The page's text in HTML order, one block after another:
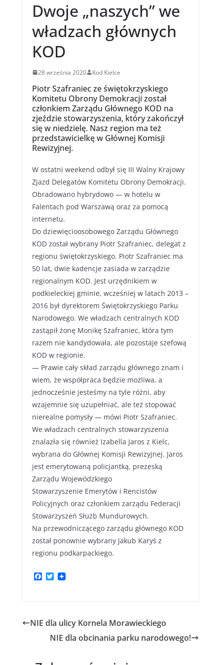
Dwoje „naszych” we
władzach głównych
KOD
28 września 2020 Kod Kielce
Piotr Szafraniec ze świętokrzyskiego
Komitetu Obrony Demokracji został
członkiem Zarządu Głównego KOD na
zjeździe stowarzyszenia, który zakończył
się w niedzielę. Nasz region ma też
przedstawicielkę w Głównej Komisji
Rewizyjnej.
W ostatni weekend odbył się III Walny Krajowy
Zjazd Delegatów Komitetu Obrony Demokracji.
Obradowano hybrydowo — w hotelu w
Falentach pod Warszawą oraz za pomocą
internetu.
Do dziewięcioosobowego Zarządu Głównego
KOD został wybrany Piotr Szafraniec, delegat z
regionu świętokrzyskiego. Piotr Szafraniec ma
50 lat, dwie kadencje zasiada w zarządzie
regionalnym KOD. Jest urzędnikiem w
podkieleckiej gminie, wcześniej w latach 2013 –
2016 był dyrektorem Świętokrzyskiego Parku
Narodowego. We władzach centralnych KOD
zastąpił żonę Monikę Szafraniec, która tym
razem nie kandydowała, ale pozostaje szefową
KOD w regionie.
— Prawie cały skład zarządu głównego znam i
wiem, że współpraca będzie możliwa, a
jednocześnie jesteśmy na tyle różni, aby
wzajemnie się uzupełniać, ale też stopować
nierealne pomysły — mówi Piotr Szafraniec.
We władzach centralnych stowarzyszenia
znalazła się również Izabella Jaros z Kielc,
wybrana do Głównej Komisji Rewizyjnej. Jaros
jest emerytowaną policjantką, prezeską
Zarządu Wojewódzkiego
Stowarzyszenie Emerytów i Rencistów
Policyjnych oraz członkiem zarządu Federacji
Stowarzyszeń Służb Mundurowych.
Na przewodniczącego zarządu głównego KOD
został ponownie wybrany Jakub Karyś z
regionu podkarpackiego.
F
o
T
r
NIE dla ulicy Kornela Morawieckiego
NIE dla obcinania parku narodowego!